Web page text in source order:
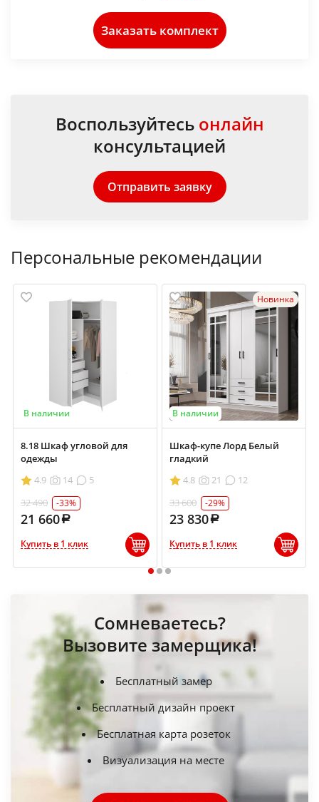
Заказать комплект
Воспользуйтесь онлайн
консультацией
Отправить заявку
Персональные рекомендации
В наличии
8.18 Шкаф угловой для
одежды
4.9
14
5
32 490
-33%
21 660
Купить в 1 клик
Новинка
В наличии
Шкаф-купе Лорд Белый
гладкий
4.8
21
12
33 600
-29%
23 830
Купить в 1 клик
1 2 3
Сомневаетесь?
Вызовите замерщика!
Бесплатный замер
Бесплатный дизайн проект
Бесплатная карта розеток
Визуализация на месте